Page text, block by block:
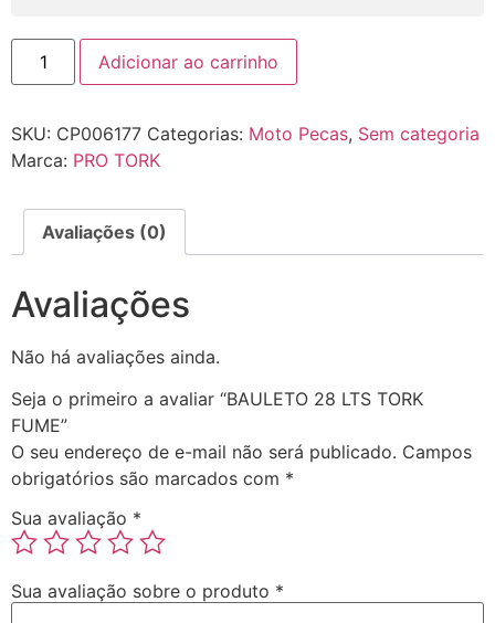
Adicionar ao carrinho
SKU: CP006177 Categorias: Moto Pecas, Sem categoria
Marca: PRO TORK
Avaliações (0)
Avaliações
Não há avaliações ainda.
Seja o primeiro a avaliar “BAULETO 28 LTS TORK
FUME”
O seu endereço de e-mail não será publicado. Campos
obrigatórios são marcados com *
Sua avaliação *
Sua avaliação sobre o produto *